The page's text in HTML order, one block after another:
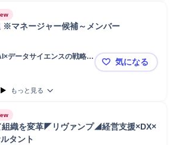
※マネージャー候補～メンバー
データサイエンスの戦略・
業
AI戦略企画
気になる
もっと見る
組織を変革◤リヴァンプ◢経営支援×DX×
タント